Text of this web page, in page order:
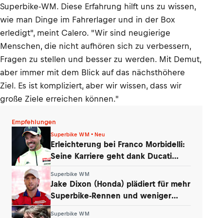
Superbike-WM. Diese Erfahrung hilft uns zu wissen,
wie man Dinge im Fahrerlager und in der Box
erledigt", meint Calero. "Wir sind neugierige
Menschen, die nicht aufhören sich zu verbessern,
Fragen zu stellen und besser zu werden. Mit Demut,
aber immer mit dem Blick auf das nächsthöhere
Ziel. Es ist kompliziert, aber wir wissen, dass wir
große Ziele erreichen können."
Empfehlungen
Superbike WM • Neu
Erleichterung bei Franco Morbidelli:
Seine Karriere geht dank Ducati
Superbike WM
Jake Dixon (Honda) plädiert für mehr
Superbike-Rennen und weniger
Superbike WM